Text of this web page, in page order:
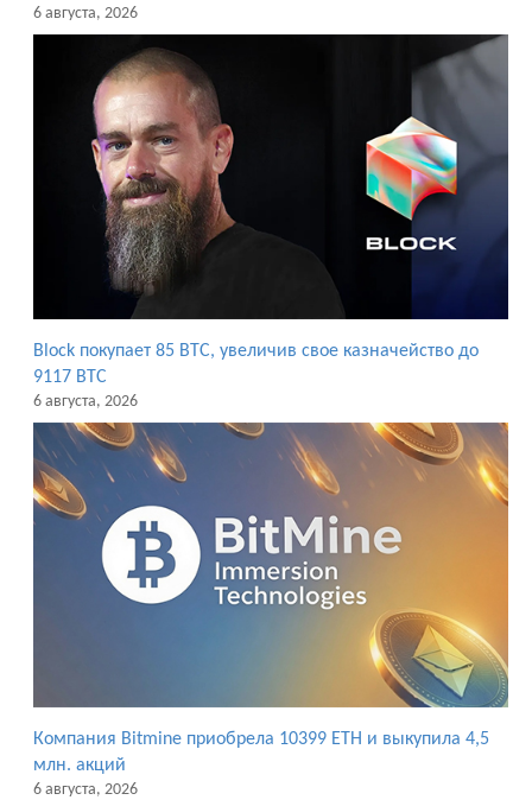
6 августа, 2026
Block покупает 85 BTC, увеличив свое казначейство до
9117 BTC
6 августа, 2026
Компания Bitmine приобрела 10399 ETH и выкупила 4,5
млн. акций
6 августа, 2026